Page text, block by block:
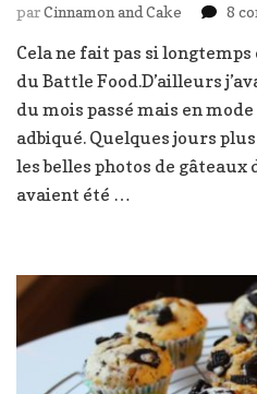
parCinnamon and Cake 8
Cela ne fait pas si
du Battle Food.D’ailleurs
du mois passé mais en
adbiqué. Quelques jours
les belles photos de gâteaux
avaient été …